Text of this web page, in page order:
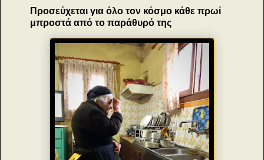
Προσεύχεται για όλο τον κόσμο κάθε πρωί
μπροστά από το παράθυρό της